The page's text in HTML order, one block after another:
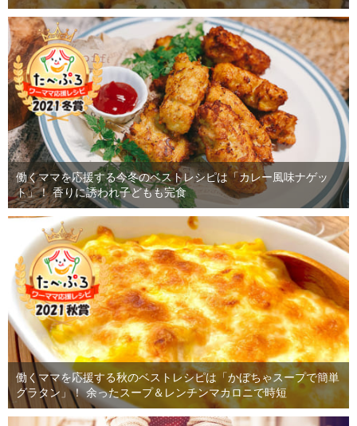
働くママを応援する今冬のベストレシピは「カレー風味ナゲッ
ト」！ 香りに誘われ子どもも完食
働くママを応援する秋のベストレシピは「かぼちゃスープで簡単
グラタン」！ 余ったスープ＆レンチンマカロニで時短